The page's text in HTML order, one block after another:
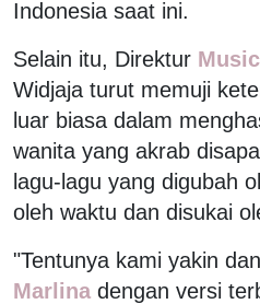
Indonesia saat ini.
Selain itu, Direktur
Widjaja turut memuji
luar biasa dalam
wanita yang akrab
lagu-lagu yang digubah
oleh waktu dan disukai
"Tentunya kami yakin
Marlina dengan versi